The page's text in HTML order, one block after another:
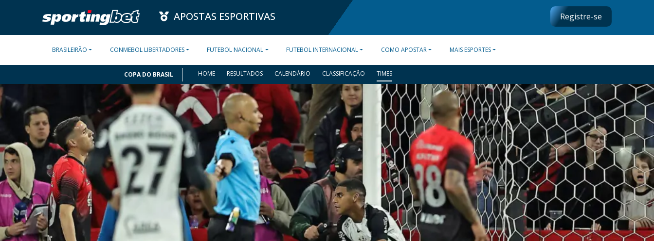
APOSTAS ESPORTIVAS Registre-se
BRASILEIRÃO CONMEBOL LIBERTADORES FUTEBOL NACIONAL FUTEBOL INTERNACIONAL COMO APOSTAR MAIS ESPORTES
COPA DO BRASIL HOME RESULTADOS CALENDÁRIO CLASSIFICAÇÃO TIMES